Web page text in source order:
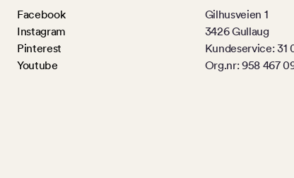
Facebook
Instagram
Pinterest
Youtube
Gilhusveien 1
3426 Gullaug
Kundeservice: 31
Org.nr: 958 467